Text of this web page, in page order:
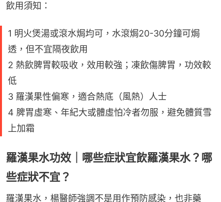
飲用須知：
1 明火煲湯或滾水焗均可，水滾焗20-30分鐘可焗
透，但不宜隔夜飲用
2 熱飲脾胃較吸收，效用較強；凍飲傷脾胃，功效較
低
3 羅漢果性偏寒，適合熱底（風熱）人士
4 脾胃虛寒、年紀大或體虛怕冷者勿服，避免體質雪
上加霜
羅漢果水功效｜哪些症狀宜飲羅漢果水？哪
些症狀不宜？
羅漢果水，楊醫師強調不是用作預防感染，也非藥